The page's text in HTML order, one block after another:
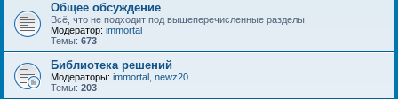
Общее обсуждение
Всё, что не подходит под вышеперечисленные разделы
Модератор: immortal
Темы: 673
Библиотека решений
Модераторы: immortal newz20
Темы: 203